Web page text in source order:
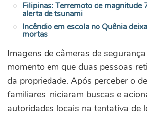
Filipinas: Terremoto de magnitude
alerta de tsunami
Incêndio em escola no Quênia
mortas
Imagens de câmeras de
momento em que duas pessoas
da propriedade. Após perceber o
familiares iniciaram buscas e
autoridades locais na tentativa de